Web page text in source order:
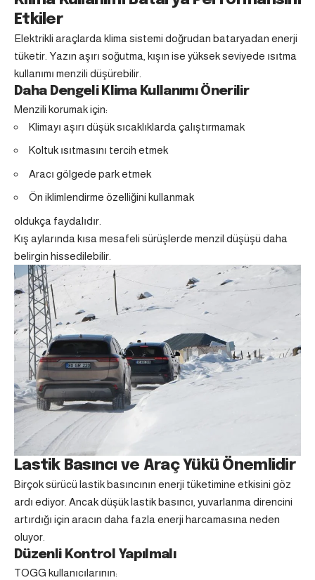
Etkiler
Elektrikli araçlarda klima sistemi doğrudan bataryadan enerji
tüketir. Yazın aşırı soğutma, kışın ise yüksek seviyede ısıtma
kullanımı menzili düşürebilir.
Daha Dengeli Klima Kullanımı Önerilir
Menzili korumak için:
Klimayı aşırı düşük sıcaklıklarda çalıştırmamak
Koltuk ısıtmasını tercih etmek
Aracı gölgede park etmek
Ön iklimlendirme özelliğini kullanmak
oldukça faydalıdır.
Kış aylarında kısa mesafeli sürüşlerde menzil düşüşü daha
belirgin hissedilebilir.
Lastik Basıncı ve Araç Yükü Önemlidir
Birçok sürücü lastik basıncının enerji tüketimine etkisini göz
ardı ediyor. Ancak düşük lastik basıncı, yuvarlanma direncini
artırdığı için aracın daha fazla enerji harcamasına neden
oluyor.
Düzenli Kontrol Yapılmalı
TOGG kullanıcılarının: